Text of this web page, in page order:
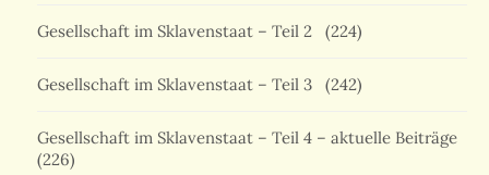
Gesellschaft im Sklavenstaat – Teil 2 (224)
Gesellschaft im Sklavenstaat – Teil 3 (242)
Gesellschaft im Sklavenstaat – Teil 4 – aktuelle Beiträge
(226)